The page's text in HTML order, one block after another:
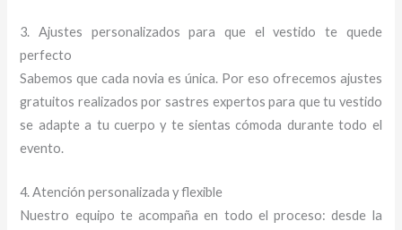
3. Ajustes personalizados para que el vestido te quede
perfecto
Sabemos que cada novia es única. Por eso ofrecemos ajustes
gratuitos realizados por sastres expertos para que tu vestido
se adapte a tu cuerpo y te sientas cómoda durante todo el
evento.
4. Atención personalizada y flexible
Nuestro equipo te acompaña en todo el proceso: desde la